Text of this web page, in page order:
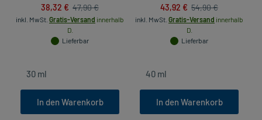
38,32 € 47,90 €
inkl. MwSt. Gratis-Versand innerhalb
D.
Lieferbar
In den Warenkorb
43,92 € 54,90 €
inkl. MwSt. Gratis-Versand innerhalb
D.
Lieferbar
In den Warenkorb